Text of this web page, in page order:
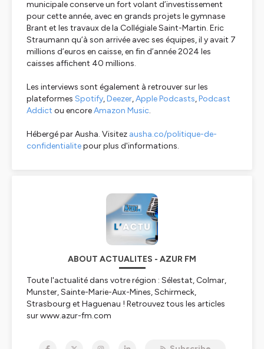
municipale conserve un fort volant d’investissement
pour cette année, avec en grands projets le gymnase
Brant et les travaux de la Collégiale Saint-Martin. Eric
Straumann qu’à son arrivée avec ses équipes, il y avait 7
millions d’euros en caisse, en fin d’année 2024 les
caisses affichent 40 millions.
Les interviews sont également à retrouver sur les
plateformes Spotify,Deezer,Apple Podcasts,Podcast
Addict ou encoreAmazon Music.
Hébergé par Ausha. Visitez ausha.co/politique-de-
confidentialitepour plus d'informations.
ABOUT ACTUALITES - AZUR FM
Toute l'actualité dans votre région : Sélestat, Colmar,
Munster, Sainte-Marie-Aux-Mines, Schirmeck,
Strasbourg et Haguenau ! Retrouvez tous les articles
sur www.azur-fm.com